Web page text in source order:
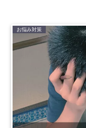
お悩み対策